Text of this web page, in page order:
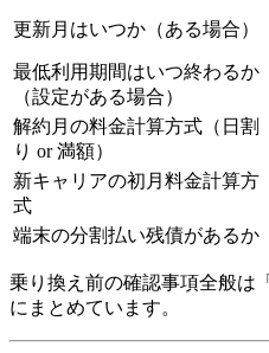
更新月はいつか（ある場合）
最低利用期間はいつ終わるか
（設定がある場合）
解約月の料金計算方式（日割
り or 満額）
新キャリアの初月料金計算方
式
端末の分割払い残債があるか
乗り換え前の確認事項全般は「
にまとめています。